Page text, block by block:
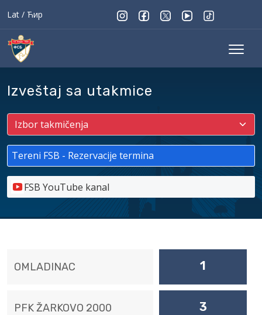
Lat / Ћир
Izveštaj sa utakmice
Tereni FSB - Rezervacije termina
FSB YouTube kanal
OMLADINAC 1
PFK ŽARKOVO 2000 3